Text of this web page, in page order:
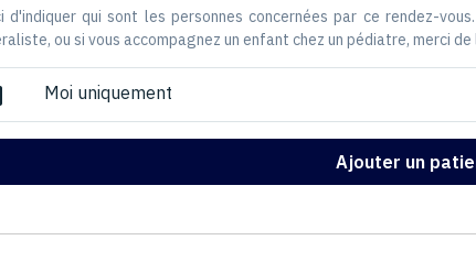
d'indiquer qui sont les personnes concernées par ce rendez-
ou si vous accompagnez un enfant chez un pédiatre, merci
Moi uniquement
Ajouter un